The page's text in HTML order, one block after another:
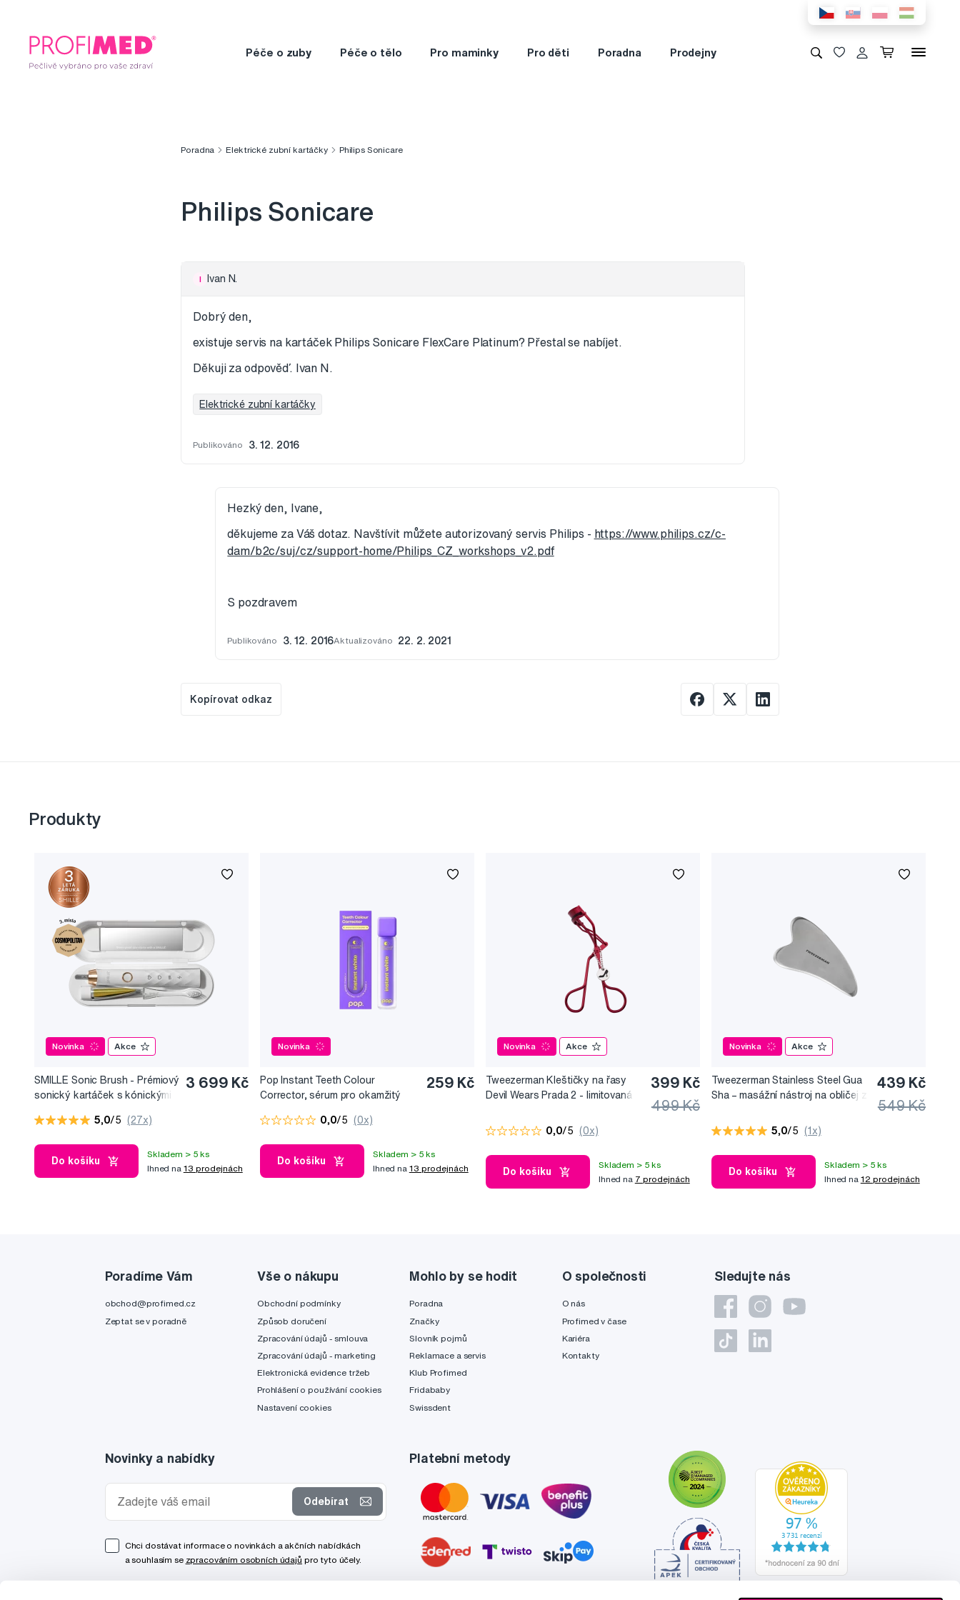
Péče o zuby Péče o tělo Pro maminky Pro děti Poradna Prodejny
Poradna Elektrické zubní kartáčky Philips Sonicare
Philips Sonicare
I Ivan N.
Dobrý den,
existuje servis na kartáček Philips Sonicare FlexCare Platinum? Přestal se nabíjet.
Děkuji za odpověď. Ivan N.
Elektrické zubní kartáčky
Publikováno 3. 12. 2016
Hezký den, Ivane,
děkujeme za Váš dotaz. Navštívit můžete autorizovaný servis Philips - https://www.philips.cz/c-
dam/b2c/suj/cz/support-home/Philips_CZ_workshops_v2.pdf
S pozdravem
Publikováno 3. 12. 2016Aktualizováno 22. 2. 2021
Kopírovat odkaz
Produkty
Novinka Akce
SMILLE Sonic Brush - Prémiový
sonický kartáček s kónickými
3 699 Kč
5,0/5 (27x)
Do košíku
Skladem > 5 ks
Ihned na 13 prodejnách
Novinka
Pop Instant Teeth Colour
Corrector, sérum pro okamžitý
259 Kč
0,0/5 (0x)
Do košíku
Skladem > 5 ks
Ihned na 13 prodejnách
Novinka Akce
Tweezerman Kleštičky na řasy
Devil Wears Prada 2 - limitovaná
399 Kč
499 Kč
0,0/5 (0x)
Do košíku
Skladem > 5 ks
Ihned na 7 prodejnách
Novinka Akce
Tweezerman Stainless Steel Gua
Sha –⁠⁠⁠⁠⁠⁠ masážní nástroj na obličej z
439 Kč
549 Kč
5,0/5 (1x)
Do košíku
Skladem > 5 ks
Ihned na 12 prodejnách
Sledujte nás
Poradíme Vám
obchod@profimed.cz
Zeptat se v poradně
Vše o nákupu
Obchodní podmínky
Způsob doručení
Zpracování údajů - smlouva
Zpracování údajů - marketing
Elektronická evidence tržeb
Prohlášení o používání cookies
Nastavení cookies
Mohlo by se hodit
Poradna
Značky
Slovník pojmů
Reklamace a servis
Klub Profimed
Fridababy
Swissdent
O společnosti
O nás
Profimed v čase
Kariéra
Kontakty
Novinky a nabídky
Odebírat
Chci dostávat informace o novinkách a akčních nabídkách
a souhlasím se zpracováním osobních údajů pro tyto účely.
Platební metody